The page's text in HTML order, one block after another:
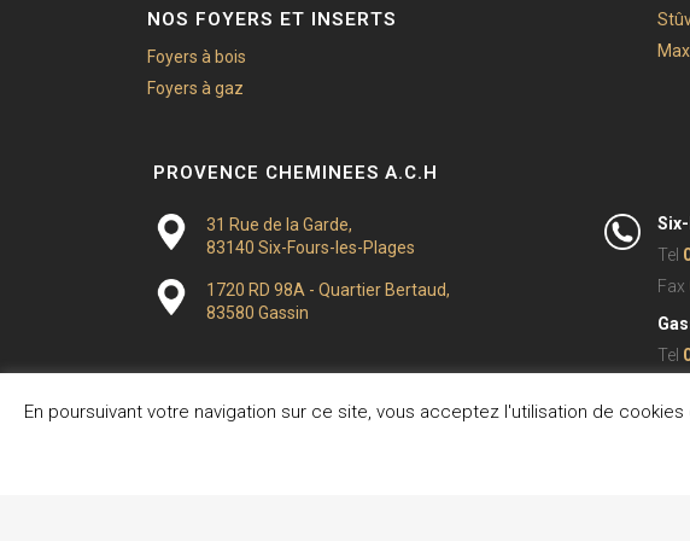
NOS FOYERS ET INSERTS
Foyers à bois
Foyers à gaz
PROVENCE CHEMINEES A.C.H
31 Rue de la Garde,
83140 Six-Fours-les-Plages
1720 RD 98A - Quartier Bertaud,
83580 Gassin
Tel
Fax
Tel
En poursuivant votre navigation sur ce site, vous acceptez l'utilisation de